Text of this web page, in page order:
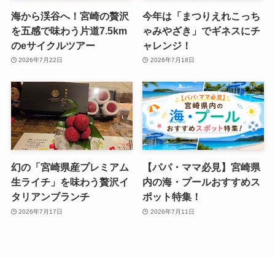
海から渓谷へ！宮崎の贅沢
を五感で味わう片道7.5km
のeサイクルツアー
2026年7月22日
今年は「まつりえれこっち
ゃみやざき」でギネスにチ
ャレンジ！
2026年7月18日
幻の「宮崎県産プレミアム
生ライチ」を味わう贅沢イ
タリアンブランチ
2026年7月17日
【パパ・ママ必見】宮崎県
内の海・プールおすすめス
ポット特集！
2026年7月11日